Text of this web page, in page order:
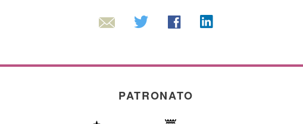
Email Twitter FacebookLinkedin
PATRONATO